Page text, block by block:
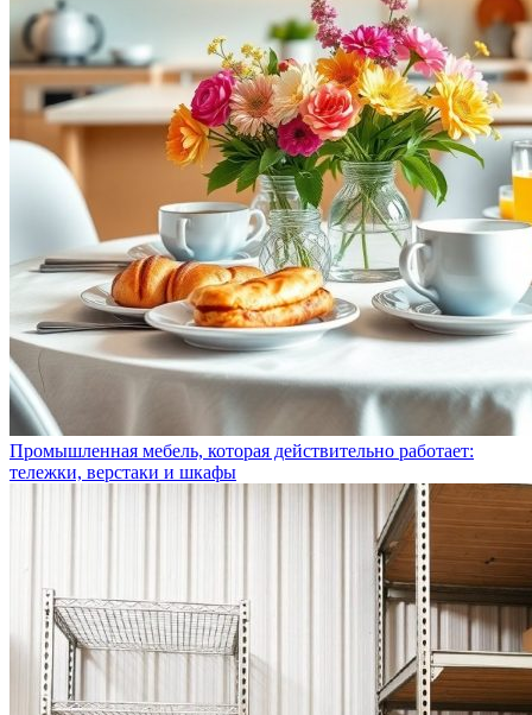
Промышленная мебель, которая действительно работает:
тележки, верстаки и шкафы